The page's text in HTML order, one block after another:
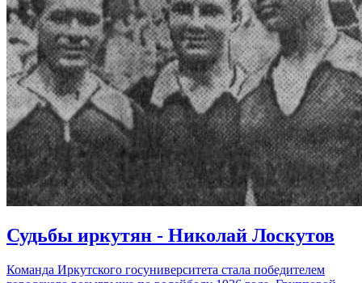
Судьбы иркутян - Николай Лоскутов
Команда Иркутского госуниверситета стала победителем